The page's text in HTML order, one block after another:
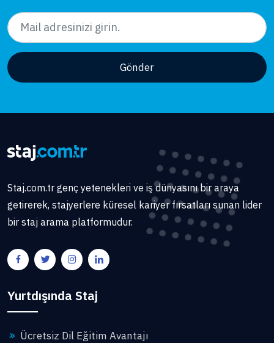
Gönder
Staj.com.tr genç yetenekleri ve iş dünyasını bir araya
getirerek, stajyerlere küresel kariyer fırsatları sunan lider
bir staj arama platformudur.
Yurtdışında Staj
Ücretsiz Dil Eğitim Avantajı